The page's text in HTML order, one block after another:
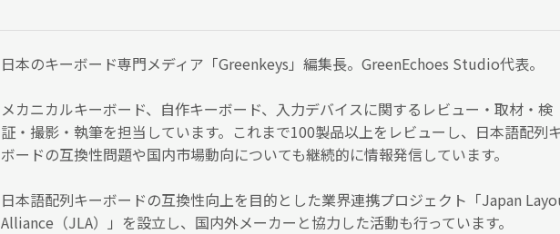
日本のキーボード専門メディア「Greenkeys」編集長。GreenEchoes Studio代表。
メカニカルキーボード、自作キーボード、入力デバイスに関するレビュー・取材・検
証・撮影・執筆を担当しています。これまで100製品以上をレビューし、日本語配列
ボードの互換性問題や国内市場動向についても継続的に情報発信しています。
日本語配列キーボードの互換性向上を目的とした業界連携プロジェクト「Japan
Alliance（JLA）」を設立し、国内外メーカーと協力した活動も行っています。